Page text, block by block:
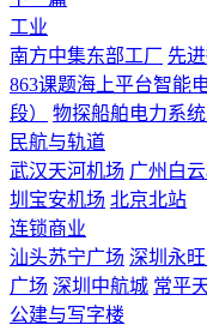
工业
南方中集东部工厂 先
863课题海上平台智能
段）
物探船舶电力系
民航与轨道
武汉天河机场 广州白
圳宝安机场 北京北站
连锁商业
汕头苏宁广场 深圳永
广场 深圳中航城 常平
公建与写字楼